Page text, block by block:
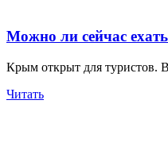
Можно ли сейчас
Крым открыт для туристов.
Читать